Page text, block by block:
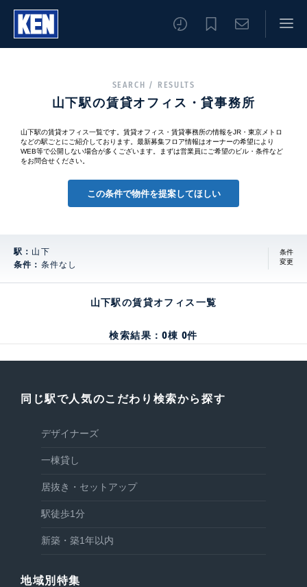
SEARCH / RESULTS
山下駅の賃貸オフィス・貸事務所
山下駅の賃貸オフィス一覧です。賃貸オフィス・賃貸事務所の情報をJR・東京メトロ
などの駅ごとにご紹介しております。最新募集フロア情報はオーナーの希望により
WEB等で公開しない場合が多くございます。まずは営業員にご希望のビル・条件など
をお問合せください。
この条件で物件を提案してほしい
駅： 山下
条件： 条件なし
条件
変更
山下駅の賃貸オフィス一覧
検索結果：0棟 0件
同じ駅で人気のこだわり検索から探す
デザイナーズ
一棟貸し
居抜き・セットアップ
駅徒歩1分
新築・築1年以内
地域別特集